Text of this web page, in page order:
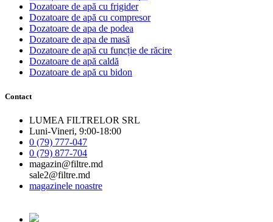
Dozatoare de apă cu frigider
Dozatoare de apă cu compresor
Dozatoare de apa de podea
Dozatoare de apa de masă
Dozatoare de apă cu funcție de răcire
Dozatoare de apă caldă
Dozatoare de apă cu bidon
Contact
LUMEA FILTRELOR SRL
Luni-Vineri, 9:00-18:00
0 (79) 777-047
0 (79) 877-704
magazin@filtre.md
sale2@filtre.md
magazinele noastre